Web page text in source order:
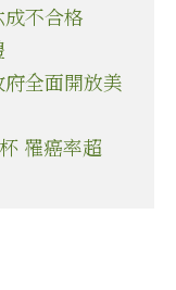
不合格
全面開放美
罹癌率超